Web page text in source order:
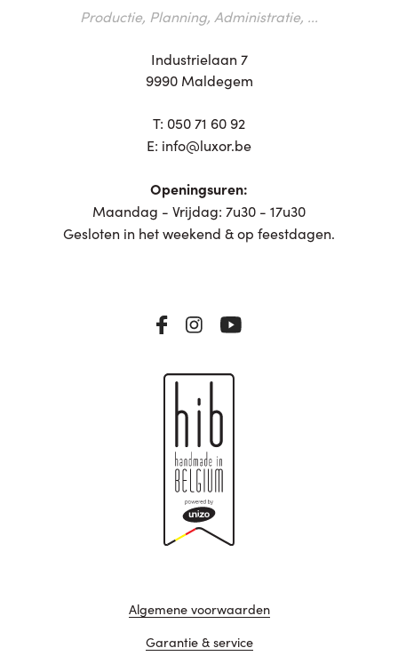
Productie, Planning, Administratie, ...
Industrielaan 7
9990 Maldegem
T: 050 71 60 92
E: info@luxor.be
Openingsuren:
Maandag - Vrijdag: 7u30 - 17u30
Gesloten in het weekend & op feestdagen.
Algemene voorwaarden
Garantie & service